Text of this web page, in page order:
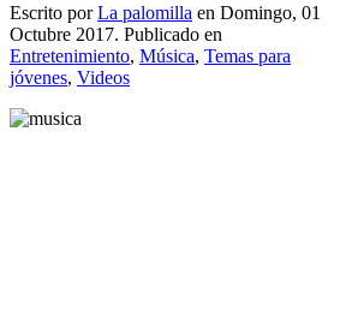
Escrito porLa palomilla en Domingo, 01
Octubre 2017. Publicado en
Entretenimiento, Música, Temas para
jóvenes, Videos